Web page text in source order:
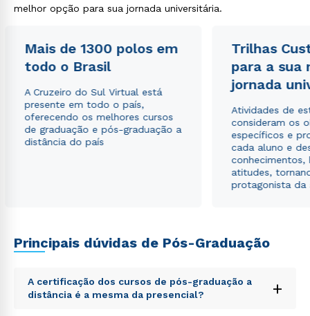
melhor opção para sua jornada universitária.
Mais de 1300 polos em
todo o Brasil
A Cruzeiro do Sul Virtual está
presente em todo o país,
oferecendo os melhores cursos
de graduação e pós-graduação a
distância do país
Trilhas
para a sua
jornada
Atividades de
consideram os
específicos e
cada aluno e
conhecimentos,
atitudes,
protagonista da
Principais dúvidas de Pós-Graduação
A certificação dos cursos de pós-graduação a
distância é a mesma da presencial?
+
envio de conteúdos da Cruzeiro do Sul.